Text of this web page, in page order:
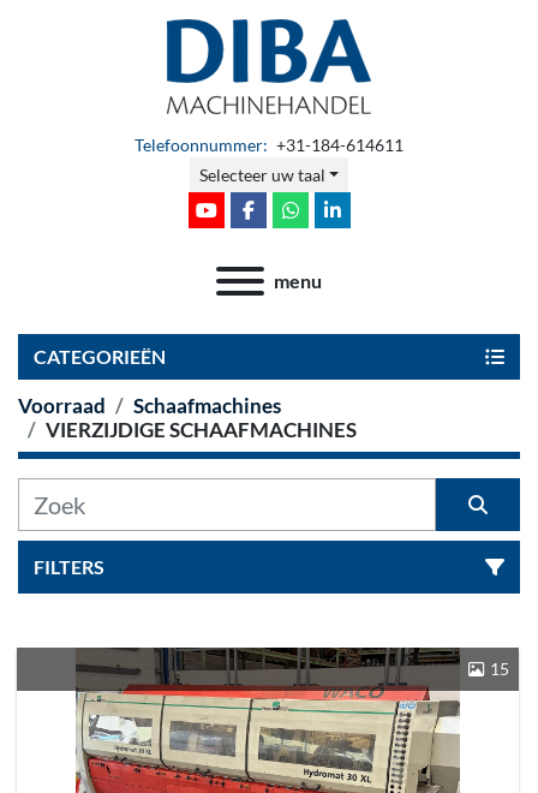
Telefoonnummer: +31-184-614611
Selecteer uw taal
youtubefacebookwhatsapplinkedin
menu
CATEGORIEËN
Voorraad
Schaafmachines
VIERZIJDIGE SCHAAFMACHINES
FILTERS
15